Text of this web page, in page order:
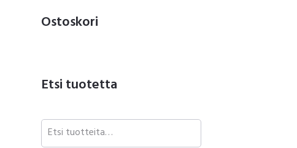
Ostoskori
Etsi tuotetta
Etsi: